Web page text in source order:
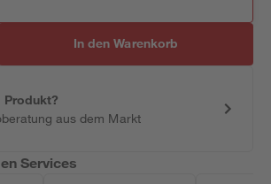
In den Warenkorb
Produkt?
aus dem Markt
Services